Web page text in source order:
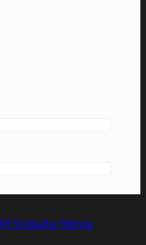
Rf Snittaður fittings